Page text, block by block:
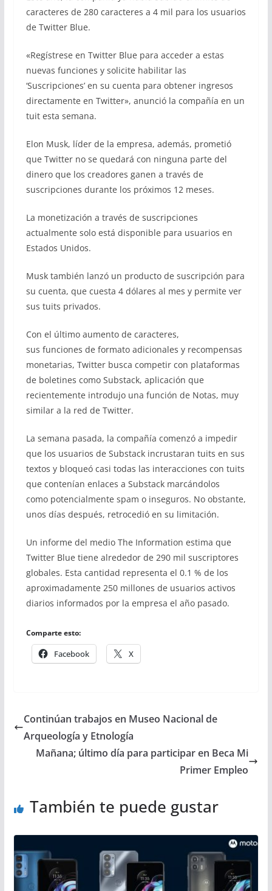
caracteres de 280 caracteres a 4 mil para los usuarios
de Twitter Blue.
«Regístrese en Twitter Blue para acceder a estas
nuevas funciones y solicite habilitar las
‘Suscripciones’ en su cuenta para obtener ingresos
directamente en Twitter», anunció la compañía en un
tuit esta semana.
Elon Musk, líder de la empresa, además, prometió
que Twitter no se quedará con ninguna parte del
dinero que los creadores ganen a través de
suscripciones durante los próximos 12 meses.
La monetización a través de suscripciones
actualmente solo está disponible para usuarios en
Estados Unidos.
Musk también lanzó un producto de suscripción para
su cuenta, que cuesta 4 dólares al mes y permite ver
sus tuits privados.
Con el último aumento de caracteres,
sus funciones de formato adicionales y recompensas
monetarias, Twitter busca competir con plataformas
de boletines como Substack, aplicación que
recientemente introdujo una función de Notas, muy
similar a la red de Twitter.
La semana pasada, la compañía comenzó a impedir
que los usuarios de Substack incrustaran tuits en sus
textos y bloqueó casi todas las interacciones con tuits
que contenían enlaces a Substack marcándolos
como potencialmente spam o inseguros. No obstante,
unos días después, retrocedió en su limitación.
Un informe del medio The Information estima que
Twitter Blue tiene alrededor de 290 mil suscriptores
globales. Esta cantidad representa el 0.1 % de los
aproximadamente 250 millones de usuarios activos
diarios informados por la empresa el año pasado.
Comparte esto:
Facebook X
Continúan trabajos en Museo Nacional de
Arqueología y Etnología
Mañana; último día para participar en Beca Mi
Primer Empleo
También te puede gustar